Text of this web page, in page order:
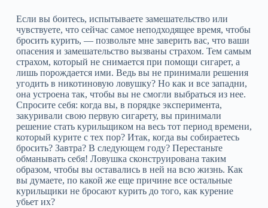
Если вы боитесь, испытываете замешательство или
чувствуете, что сейчас самое неподходящее время, чтобы
бросить курить, — позвольте мне заверить вас, что ваши
опасения и замешательство вызваны страхом. Тем самым
страхом, который не снимается при помощи сигарет, а
лишь порождается ими. Ведь вы не принимали решения
угодить в никотиновую ловушку? Но как и все западни,
она устроена так, чтобы вы не смогли выбраться из нее.
Спросите себя: когда вы, в порядке эксперимента,
закуривали свою первую сигарету, вы принимали
решение стать курильщиком на весь тот период времени,
который курите с тех пор? Итак, когда вы собираетесь
бросить? Завтра? В следующем году? Перестаньте
обманывать себя! Ловушка сконструирована таким
образом, чтобы вы оставались в ней на всю жизнь. Как
вы думаете, по какой же еще причине все остальные
курильщики не бросают курить до того, как курение
убьет их?